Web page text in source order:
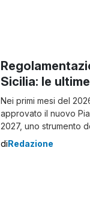
Sicilia: le
Nei primi mesi del
approvato il nuovo
2027, uno strumento
operativi e
diRedazione